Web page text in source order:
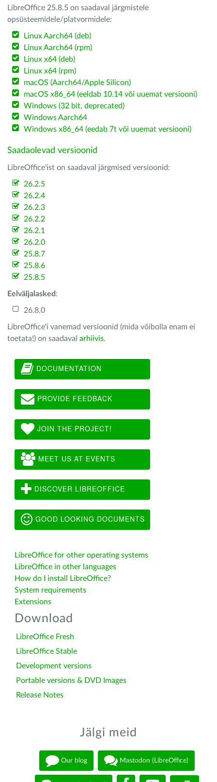
LibreOffice 25.8.5 on saadaval järgmistele
opsüsteemidele/platvormidele:
Linux Aarch64 (deb)
Linux Aarch64 (rpm)
Linux x64 (deb)
Linux x64 (rpm)
macOS (Aarch64/Apple Silicon)
macOS x86_64 (eeldab 10.14 või uuemat versiooni)
Windows (32 bit, deprecated)
Windows Aarch64
Windows x86_64 (eedab 7t või uuemat versiooni)
Saadaolevad versioonid
LibreOffice'ist on saadaval järgmised versioonid:
26.2.5
26.2.4
26.2.3
26.2.2
26.2.1
26.2.0
25.8.7
25.8.6
25.8.5
Eelväljalasked :
26.8.0
LibreOffice'i vanemad versioonid (mida võibolla enam ei
toetata!) on saadaval arhiivis.
DOCUMENTATION
PROVIDE FEEDBACK
JOIN THE PROJECT!
MEET US AT EVENTS
DISCOVER LIBREOFFICE
GOOD LOOKING DOCUMENTS
LibreOffice for other operating systems
LibreOffice in other languages
How do I install LibreOffice?
System requirements
Extensions
Download
LibreOffice Fresh
LibreOffice Stable
Development versions
Portable versions & DVD Images
Release Notes
Jälgi meid
Our blog Mastodon (LibreOffice)